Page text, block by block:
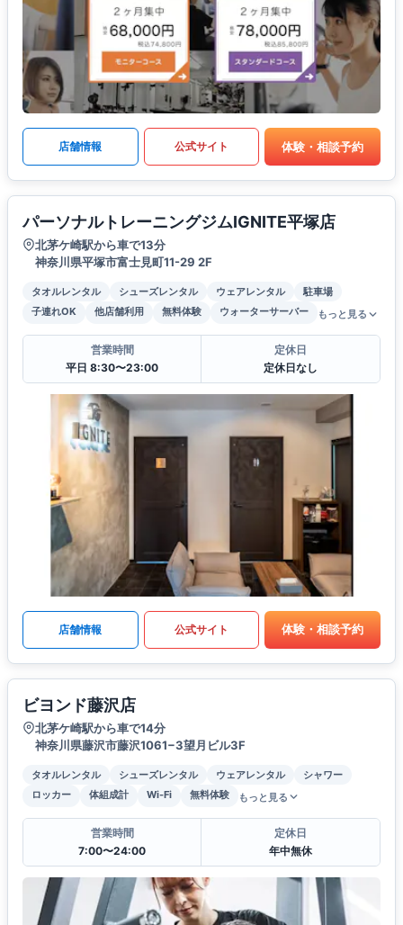
店舗情報 公式サイト 体験・相談予約
パーソナルトレーニングジムIGNITE平塚店
北茅ケ崎駅から車で13分
神奈川県平塚市富士見町11-29 2F
タオルレンタル シューズレンタル ウェアレンタル
駐車場
子連れOK
他店舗利用 無料体験 ウォーターサーバー もっと見る
営業時間
平日 8:30〜23:00
定休日
定休日なし
店舗情報 公式サイト 体験・相談予約
ビヨンド藤沢店
北茅ケ崎駅から車で14分
神奈川県藤沢市藤沢1061−3望月ビル3F
タオルレンタル シューズレンタル ウェアレンタル
シャワー
ロッカー
体組成計 Wi-Fi 無料体験 もっと見る
営業時間
7:00〜24:00
定休日
年中無休